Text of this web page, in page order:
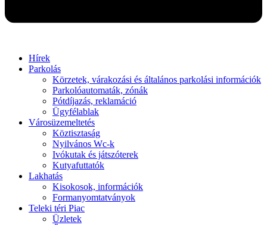
Hírek
Parkolás
Körzetek, várakozási és általános parkolási információk
Parkolóautomaták, zónák
Pótdíjazás, reklamáció
Ügyfélablak
Városüzemeltetés
Köztisztaság
Nyilvános Wc-k
Ivókutak és játszóterek
Kutyafuttatók
Lakhatás
Kisokosok, információk
Formanyomtatványok
Teleki téri Piac
Üzletek